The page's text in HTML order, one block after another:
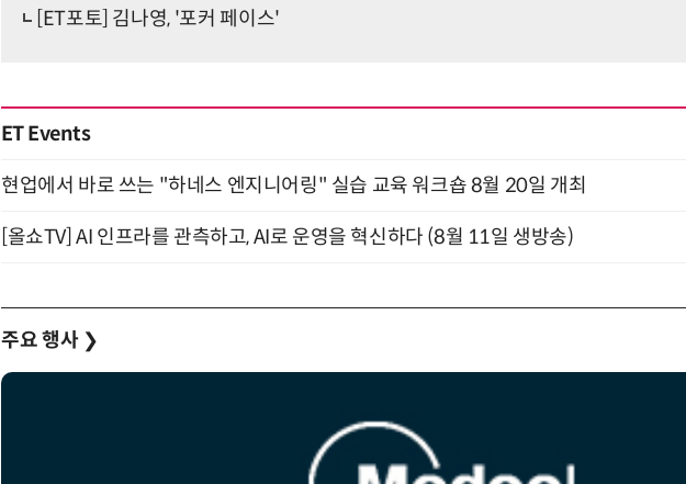
[ET포토] 김나영, '포커 페이스'
ET Events
현업에서 바로 쓰는 "하네스 엔지니어링" 실습 교육 워크숍 8월 20일 개최
[올쇼TV] AI 인프라를 관측하고, AI로 운영을 혁신하다 (8월 11일 생방송)
주요 행사 ❯